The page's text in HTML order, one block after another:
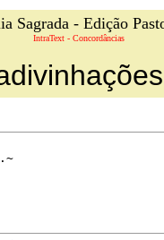
Sagrada - Edição
IntraText - Concordâncias